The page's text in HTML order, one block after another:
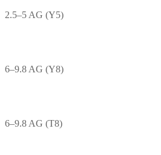
2.5–5 AG (Y5)
6–9.8 AG (Y8)
6–9.8 AG (T8)